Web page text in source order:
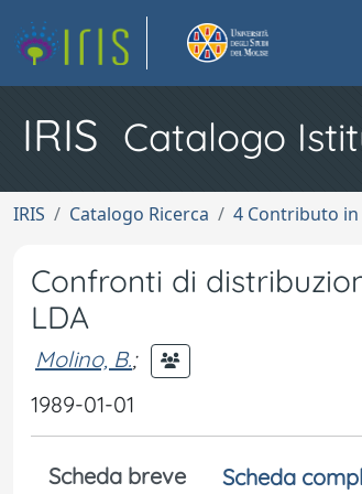
IRIS Catalogo
IRIS Catalogo Ricerca 4 Contributo
Confronti di
LDA
Molino, B.;
1989-01-01
Scheda breve Scheda